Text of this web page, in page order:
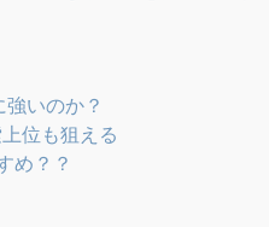
いのか？
位も狙える
め？？